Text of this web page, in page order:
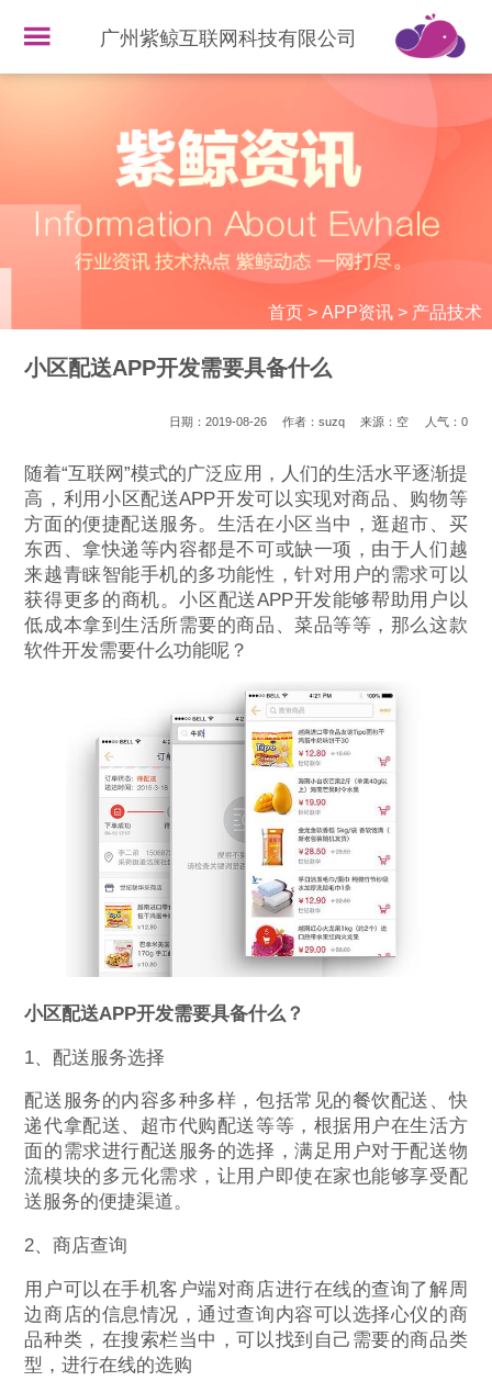
广州紫鲸互联网科技有限公司
首页> APP资讯> 产品技术
小区配送APP开发需要具备什么
日期：2019-08-26 作者：suzq 来源：空 人气： 0
随着“互联网”模式的广泛应用，人们的生活水平逐渐提
高，利用小区配送APP开发可以实现对商品、购物等
方面的便捷配送服务。生活在小区当中，逛超市、买
东西、拿快递等内容都是不可或缺一项，由于人们越
来越青睐智能手机的多功能性，针对用户的需求可以
获得更多的商机。小区配送APP开发能够帮助用户以
低成本拿到生活所需要的商品、菜品等等，那么这款
软件开发需要什么功能呢？
小区配送APP开发需要具备什么？
1、配送服务选择
配送服务的内容多种多样，包括常见的餐饮配送、快
递代拿配送、超市代购配送等等，根据用户在生活方
面的需求进行配送服务的选择，满足用户对于配送物
流模块的多元化需求，让用户即使在家也能够享受配
送服务的便捷渠道。
2、商店查询
用户可以在手机客户端对商店进行在线的查询了解周
边商店的信息情况，通过查询内容可以选择心仪的商
品种类，在搜索栏当中，可以找到自己需要的商品类
型，进行在线的选购